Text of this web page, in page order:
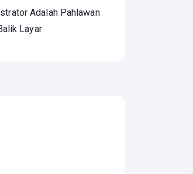
Adalah Pahlawan
Layar